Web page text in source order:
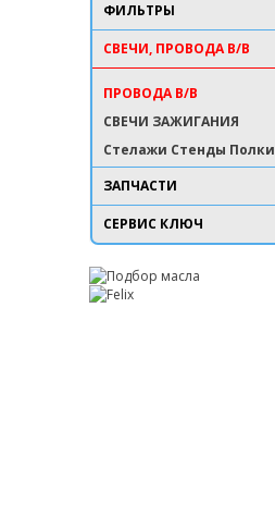
ФИЛЬТРЫ
СВЕЧИ, ПРОВОДА В/В
ПРОВОДА В/В
СВЕЧИ ЗАЖИГАНИЯ
Стелажи Стенды Полки
ЗАПЧАСТИ
СЕРВИС КЛЮЧ